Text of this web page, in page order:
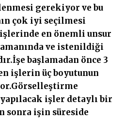
gerekiyor ve bu
çok iyi seçilmesi
en önemli unsur
ve istenildiği
başlamadan önce 3
işlerin üç boyutunun
işler detaylı bir
sonra işin süreside